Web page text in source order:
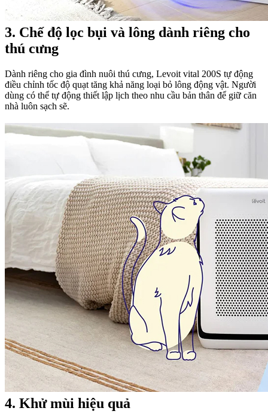
3. Chế độ lọc bụi và lông dành riêng cho
thú cưng
Dành riêng cho gia đình nuôi thú cưng, Levoit vital 200S tự động
điều chỉnh tốc độ quạt tăng khả năng loại bỏ lông động vật. Người
dùng có thể tự động thiết lập lịch theo nhu cầu bản thân để giữ căn
nhà luôn sạch sẽ.
4. Khử mùi hiệu quả